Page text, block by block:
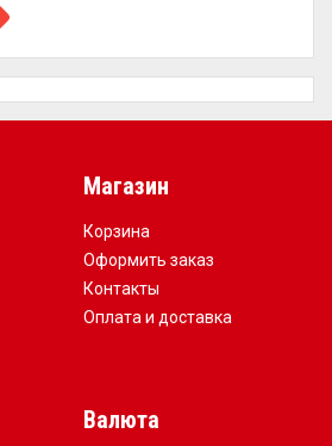
Магазин
Корзина
Оформить заказ
Контакты
Оплата и доставка
Валюта